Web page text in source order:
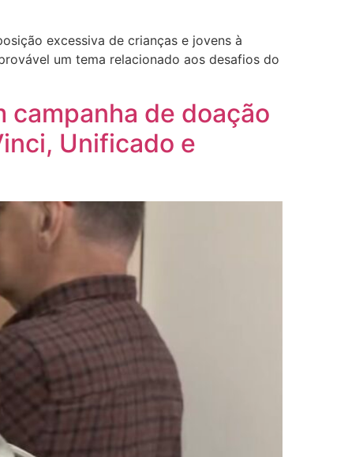
excessiva de crianças e jovens à
um tema relacionado aos desafios do
campanha de doação
Unificado e